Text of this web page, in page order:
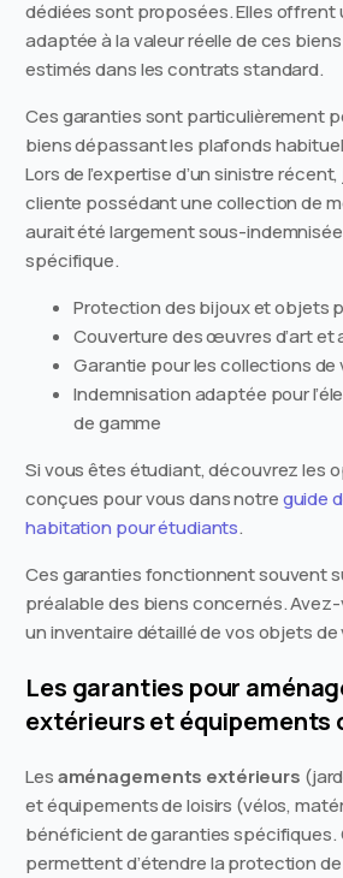
dédiées sont proposées. Elles offrent
adaptée à la valeur réelle de ces
estimés dans les contrats standard.
Ces garanties sont particulièrement
biens dépassant les plafonds
Lors de l’expertise d’un sinistre
cliente possédant une collection de
aurait été largement sous-
spécifique.
Protection des bijoux et objets
Couverture des œuvres d’art et
Garantie pour les collections de
Indemnisation adaptée pour
de gamme
Si vous êtes étudiant, découvrez les
conçues pour vous dans notreguide
habitation pour étudiants.
Ces garanties fonctionnent souvent
préalable des biens concernés.
un inventaire détaillé de vos objets de
Les garanties pour
extérieurs et équipements
Lesaménagements extérieurs
et équipements de loisirs (vélos,
bénéficient de garanties spécifiques.
permettent d’étendre la protection